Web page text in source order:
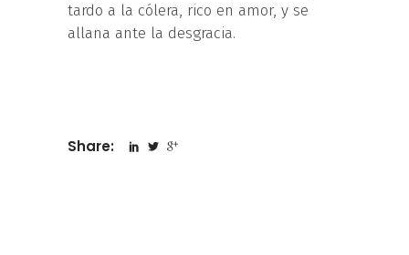
tardo a la cólera, rico en amor, y se
allana ante la desgracia.
Share: